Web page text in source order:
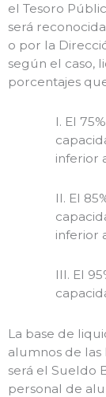
el Tesoro
será
o por la
según el caso,
porcentajes
I. El
inferior
II. El
inferior
III. El
La base de
alumnos de las
será el Sueldo
personal de